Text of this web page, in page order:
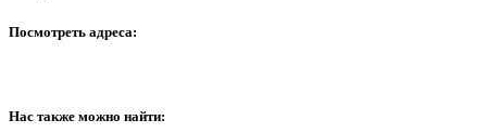
Посмотреть адреса:
Нас также можно найти: